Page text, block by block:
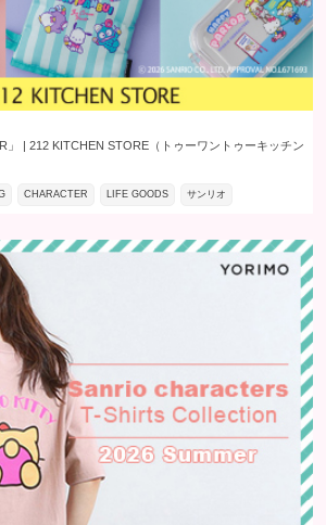
」 | 212 KITCHEN STORE（トゥーワントゥーキッチン
CHARACTER LIFE GOODS サンリオ